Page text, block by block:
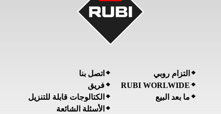
التزام روبي
RUBI WORLWIDE
ما بعد البيع
اتصل بنا
فريق
الكتالوجات قابلة للتنزيل
الأسئلة الشائعة